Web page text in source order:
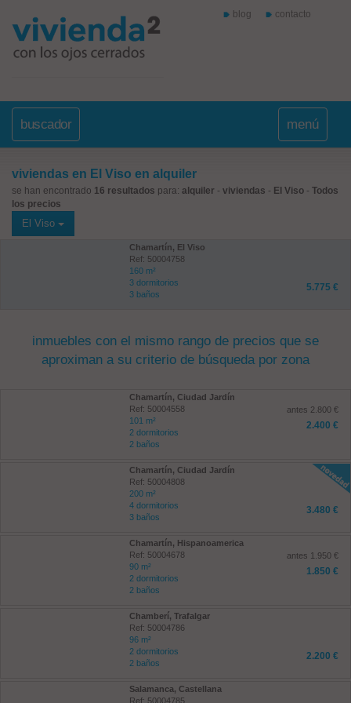
blog contacto
buscador menú
viviendas en El Viso en alquiler
se han encontrado 16 resultados para: alquiler - viviendas - El Viso - Todos
los precios
El Viso
Chamartín, El Viso
Ref: 50004758
160 m²
3 dormitorios
3 baños
5.775 €
inmuebles con el mismo rango de precios que se
aproximan a su criterio de búsqueda por zona
Chamartín, Ciudad Jardín
Ref: 50004558
101 m²
2 dormitorios
2 baños
antes 2.800 €
2.400 €
Chamartín, Ciudad Jardín
Ref: 50004808
200 m²
4 dormitorios
3 baños
3.480 €
Chamartín, Hispanoamerica
Ref: 50004678
90 m²
2 dormitorios
2 baños
antes 1.950 €
1.850 €
Chamberí, Trafalgar
Ref: 50004786
96 m²
2 dormitorios
2 baños
2.200 €
Salamanca, Castellana
Ref: 50004785